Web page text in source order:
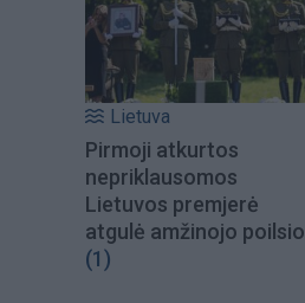
Lietuva
Pirmoji atkurtos
nepriklausomos
Lietuvos premjerė
atgulė amžinojo poilsio
(1)